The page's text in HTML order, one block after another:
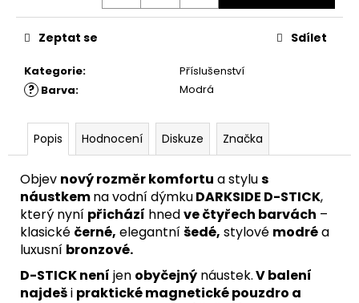
Kategorie: Příslušenství
? Barva: Modrá
Zeptat se Sdílet
Popis Hodnocení Diskuze Značka
Objev nový rozměr komfortu a stylus
náustkemna vodní dýmkuDARKSIDE D-STICK,
který nyní přichází hnedve čtyřech barvách –
klasické černé, elegantníšedé, stylové modréa
luxusní bronzové.
D-STICK není jen obyčejný náustek.V balení
najdeši praktické magnetické pouzdro a